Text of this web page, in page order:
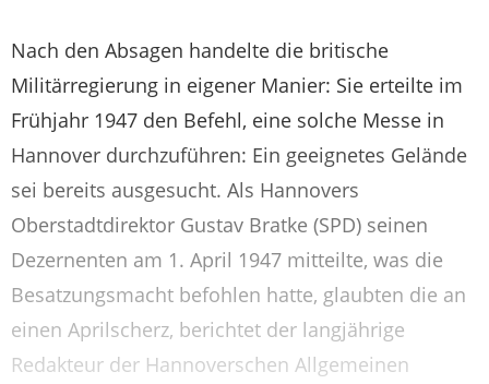
Nach den Absagen handelte die britische
Militärregierung in eigener Manier: Sie erteilte im
Frühjahr 1947 den Befehl, eine solche Messe in
Hannover durchzuführen: Ein geeignetes Gelände
sei bereits ausgesucht. Als Hannovers
Oberstadtdirektor Gustav Bratke (SPD) seinen
Dezernenten am 1. April 1947 mitteilte, was die
Besatzungsmacht befohlen hatte, glaubten die an
einen Aprilscherz, berichtet der langjährige
Redakteur der Hannoverschen Allgemeinen